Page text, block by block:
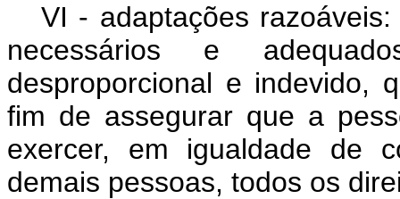
VI - adaptações
necessários e
desproporcional e indevido,
fim de assegurar que a
exercer, em igualdade de
demais pessoas, todos os